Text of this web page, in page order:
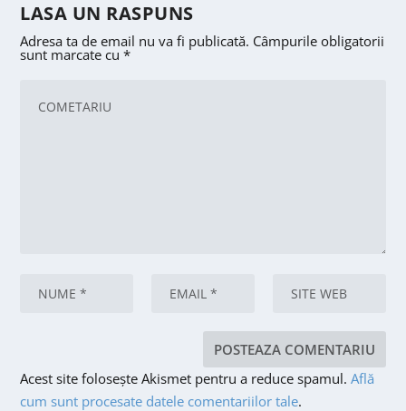
LASA UN RASPUNS
Adresa ta de email nu va fi publicată. Câmpurile obligatorii
sunt marcate cu*
Acest site folosește Akismet pentru a reduce spamul.Află
cum sunt procesate datele comentariilor tale.